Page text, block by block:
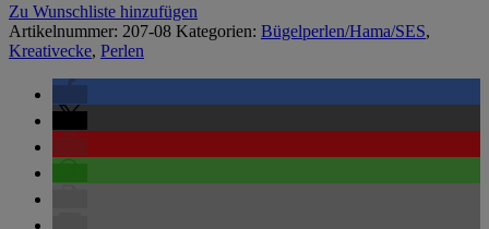
Zu Wunschliste hinzufügen
Artikelnummer: 207-08 Kategorien: Bügelperlen/Hama/SES,
Kreativecke, Perlen